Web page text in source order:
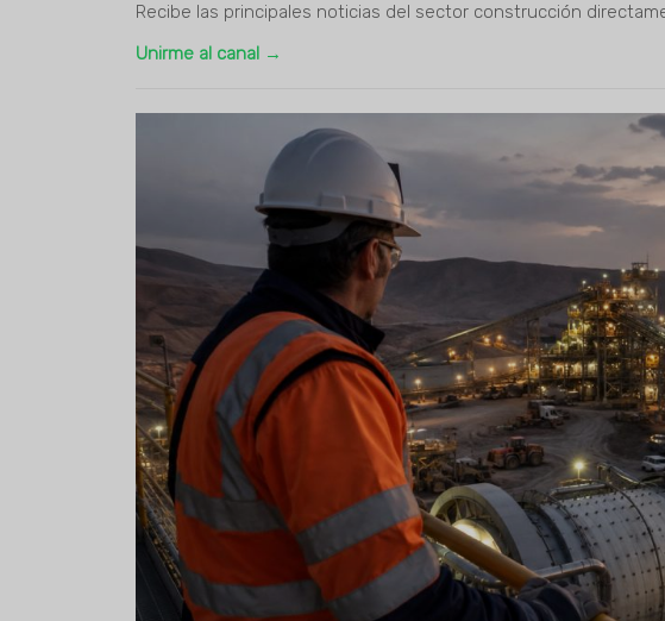
Recibe las principales noticias del sector construcción
Unirme al canal →